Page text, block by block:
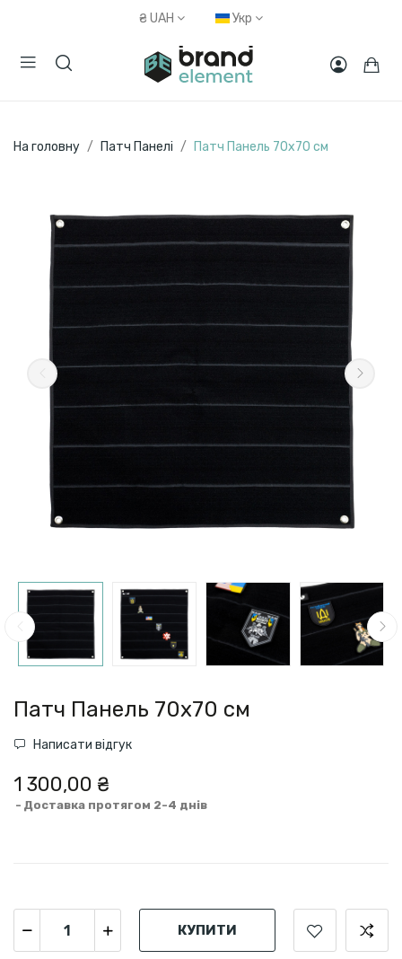
₴ UAH Укр
На головну Патч Панелі Патч Панель 70х70 см
Патч Панель 70х70 см
Написати відгук
1 300,00 ₴
Доставка протягом 2-4 днів
КУПИТИ